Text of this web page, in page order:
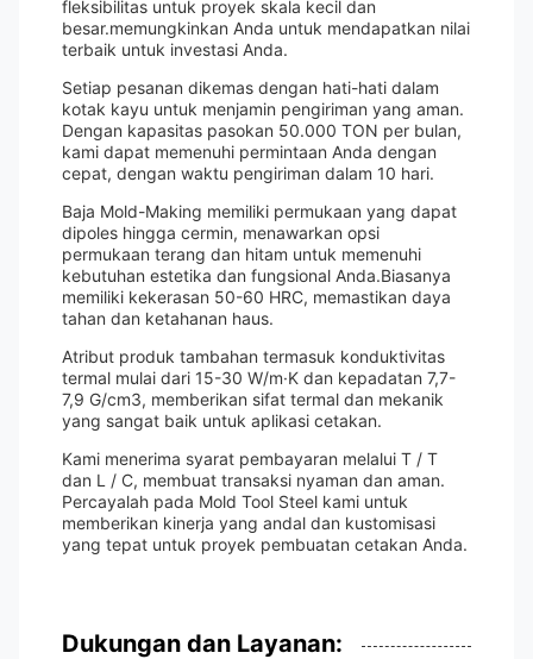
fleksibilitas untuk proyek skala kecil dan
besar.memungkinkan Anda untuk mendapatkan nilai
terbaik untuk investasi Anda.
Setiap pesanan dikemas dengan hati-hati dalam
kotak kayu untuk menjamin pengiriman yang aman.
Dengan kapasitas pasokan 50.000 TON per bulan,
kami dapat memenuhi permintaan Anda dengan
cepat, dengan waktu pengiriman dalam 10 hari.
Baja Mold-Making memiliki permukaan yang dapat
dipoles hingga cermin, menawarkan opsi
permukaan terang dan hitam untuk memenuhi
kebutuhan estetika dan fungsional Anda.Biasanya
memiliki kekerasan 50-60 HRC, memastikan daya
tahan dan ketahanan haus.
Atribut produk tambahan termasuk konduktivitas
termal mulai dari 15-30 W/m·K dan kepadatan 7,7-
7,9 G/cm3, memberikan sifat termal dan mekanik
yang sangat baik untuk aplikasi cetakan.
Kami menerima syarat pembayaran melalui T / T
dan L / C, membuat transaksi nyaman dan aman.
Percayalah pada Mold Tool Steel kami untuk
memberikan kinerja yang andal dan kustomisasi
yang tepat untuk proyek pembuatan cetakan Anda.
Dukungan dan Layanan: